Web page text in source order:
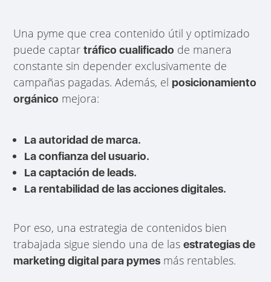
Una pyme que crea contenido útil y optimizado
puede captartráfico cualificado de manera
constante sin depender exclusivamente de
campañas pagadas. Además, elposicionamiento
orgánico mejora:
La autoridad de marca.
La confianza del usuario.
La captación de leads.
La rentabilidad de las acciones digitales.
Por eso, una estrategia de contenidos bien
trabajada sigue siendo una de lasestrategias de
marketing digital para pymes más rentables.